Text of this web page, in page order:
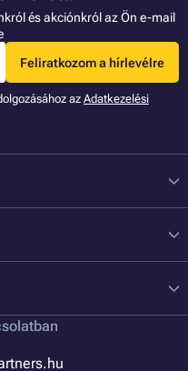
és akciónkról az Ön e-mail
Feliratkozom a hírlevélre
az Adatkezelési